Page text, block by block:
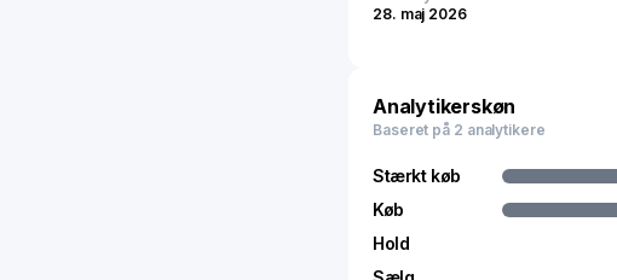
28. maj 2026
Analytikerskøn
Baseret på 2 analytikere
Stærkt køb
Køb
Hold